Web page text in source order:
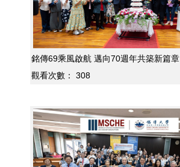
銘傳69乘風啟航 邁向70週年共築新篇章
觀看次數：
308